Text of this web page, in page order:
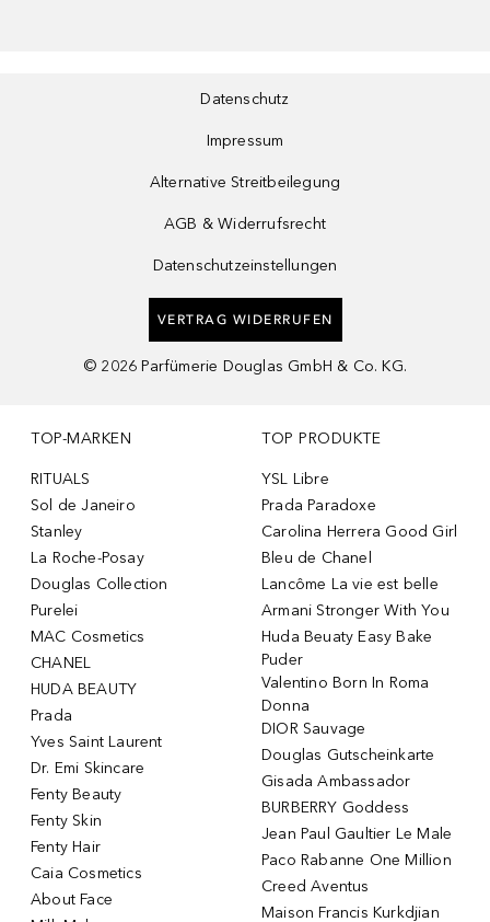
Datenschutz
Impressum
Alternative Streitbeilegung
AGB & Widerrufsrecht
Datenschutzeinstellungen
VERTRAG WIDERRUFEN
© 2026 Parfümerie Douglas GmbH & Co. KG.
TOP-MARKEN
RITUALS
Sol de Janeiro
Stanley
La Roche-Posay
Douglas Collection
Purelei
MAC Cosmetics
CHANEL
HUDA BEAUTY
Prada
Yves Saint Laurent
Dr. Emi Skincare
Fenty Beauty
Fenty Skin
Fenty Hair
Caia Cosmetics
About Face
TOP PRODUKTE
YSL Libre
Prada Paradoxe
Carolina Herrera Good Girl
Bleu de Chanel
Lancôme La vie est belle
Armani Stronger With You
Huda Beuaty Easy Bake
Puder
Valentino Born In Roma
Donna
DIOR Sauvage
Douglas Gutscheinkarte
Gisada Ambassador
BURBERRY Goddess
Jean Paul Gaultier Le Male
Paco Rabanne One Million
Creed Aventus
Maison Francis Kurkdjian